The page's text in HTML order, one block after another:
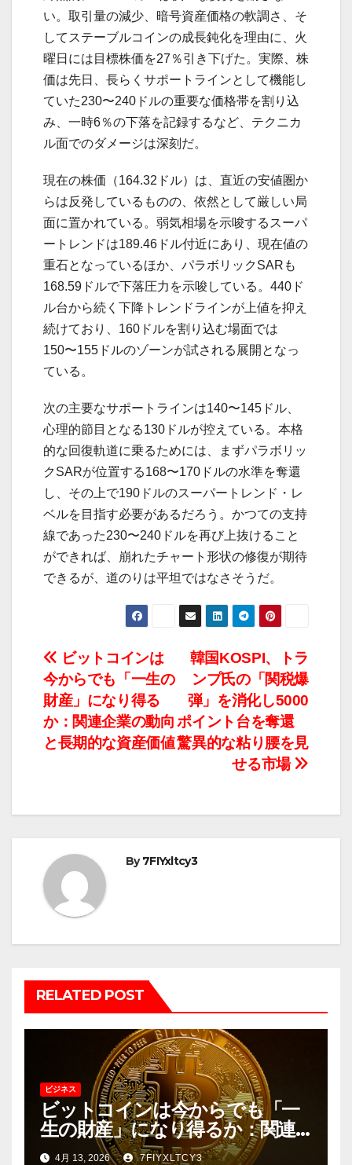
い。取引量の減少、暗号資産価格の軟調さ、そ
してステーブルコインの成長鈍化を理由に、火
曜日には目標株価を27％引き下げた。実際、株
価は先日、長らくサポートラインとして機能し
ていた230〜240ドルの重要な価格帯を割り込
み、一時6％の下落を記録するなど、テクニカ
ル面でのダメージは深刻だ。
現在の株価（164.32ドル）は、直近の安値圏か
らは反発しているものの、依然として厳しい局
面に置かれている。弱気相場を示唆するスーパ
ートレンドは189.46ドル付近にあり、現在値の
重石となっているほか、パラボリックSARも
168.59ドルで下落圧力を示唆している。440ド
ル台から続く下降トレンドラインが上値を抑え
続けており、160ドルを割り込む場面では
150〜155ドルのゾーンが試される展開となっ
ている。
次の主要なサポートラインは140〜145ドル、
心理的節目となる130ドルが控えている。本格
的な回復軌道に乗るためには、まずパラボリッ
クSARが位置する168〜170ドルの水準を奪還
し、その上で190ドルのスーパートレンド・レ
ベルを目指す必要があるだろう。かつての支持
線であった230〜240ドルを再び上抜けること
ができれば、崩れたチャート形状の修復が期待
できるが、道のりは平坦ではなさそうだ。
投
稿
ナ
ビ
ー
シ
ョ
ン
韓国KOSPI、トラ
ンプ氏の「関税爆
弾」を消化し5000
ポイント台を奪還
驚異的な粘り腰を見
せる市場
ビットコインは
今からでも「一生の
財産」になり得る
か：関連企業の動向
と長期的な資産価値
By7FIYxltcy3
RELATED POST
ビジネス
ビットコインは今からでも「一
生の財産」になり得るか：関連
企業の動向と長期的な資産価値
4月 13, 2026 7FIYXLTCY3